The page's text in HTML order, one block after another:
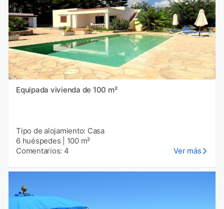
Equipada vivienda de 100 m²
Tipo de alojamiento: Casa
6 huéspedes
100 m²
Comentarios: 4
Ver más